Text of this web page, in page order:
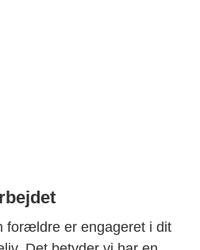
forældre er engageret i dit